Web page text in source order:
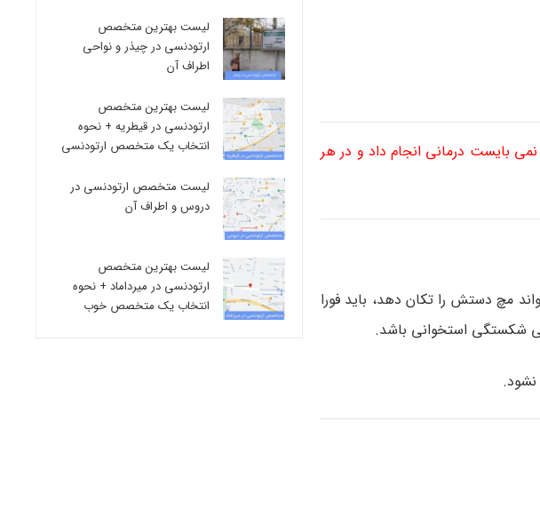
بایست درمانی انجام داد و در هر
مچ دستش را تکان دهد، باید فورا
شکستگی استخوانی باشد.
لیست بهترین متخصص
ارتودنسی در چیذر و نواحی
اطراف آن
لیست بهترین متخصص
ارتودنسی در قیطریه + نحوه
انتخاب یک متخصص ارتودنسی
لیست متخصص ارتودنسی در
دروس و اطراف آن
لیست بهترین متخصص
ارتودنسی در میرداماد + نحوه
انتخاب یک متخصص خوب